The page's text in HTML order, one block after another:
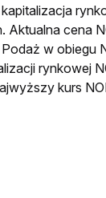
Aktualna cena
w obiegu
rynkowej
kurs